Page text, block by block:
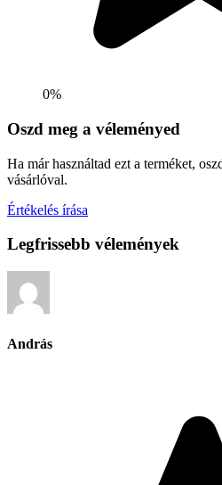
0%
Oszd meg a véleményed
Ha már használtad ezt a terméket,
vásárlóval.
Értékelés írása
Legfrissebb vélemények
András